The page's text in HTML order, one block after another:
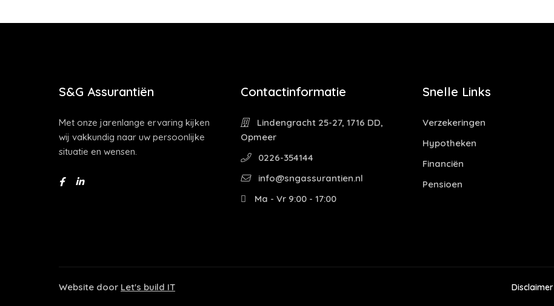
S&G Assurantiën
Met onze jarenlange ervaring kijken
wij vakkundig naar uw persoonlijke
situatie en wensen.
Contactinformatie
Lindengracht 25-27, 1716 DD,
Opmeer
0226-354144
info@sngassurantien.nl
Ma - Vr 9:00 - 17:00
Snelle Links
Verzekeringen
Hypotheken
Financiën
Pensioen
Website door Let's build IT Disclaimer